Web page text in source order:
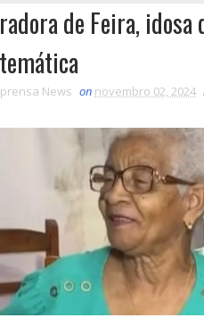
de Feira,
News on novembro 02, 2024